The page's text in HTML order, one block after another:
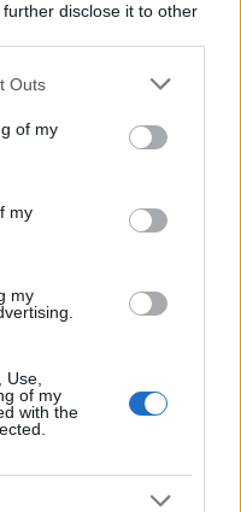
disclose it to other
one or more Google
You may click to
its third-party tags to
in below Google
Outs
of my
my
my
of my
with the
Olbia, sequestrati
medicale avanzata
5 centri di riferimento